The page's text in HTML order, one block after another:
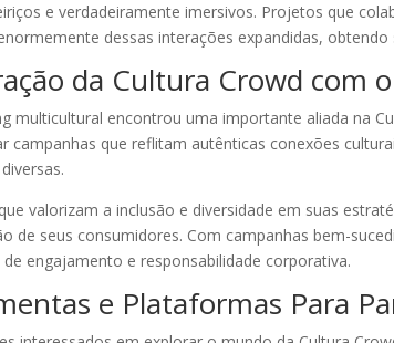
e verdadeiramente imersivos. Projetos que
dessas interações expandidas,
da Cultura Crowd com
multicultural encontrou uma importante aliada na
campanhas que reflitam autênticas conexões
valorizam a inclusão e diversidade em suas
de seus consumidores. Com campanhas bem-
engajamento e responsabilidade corporativa.
e Plataformas Para